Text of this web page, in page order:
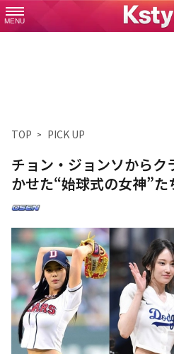
MENU
TOP PICK UP
チョン・ジョンソからク
かせた“始球式の女神”た